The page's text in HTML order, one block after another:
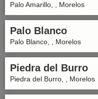
Palo Amarillo, , Morelos
Palo Blanco
Palo Blanco, , Morelos
Piedra del Burro
Piedra del Burro, , Morelos